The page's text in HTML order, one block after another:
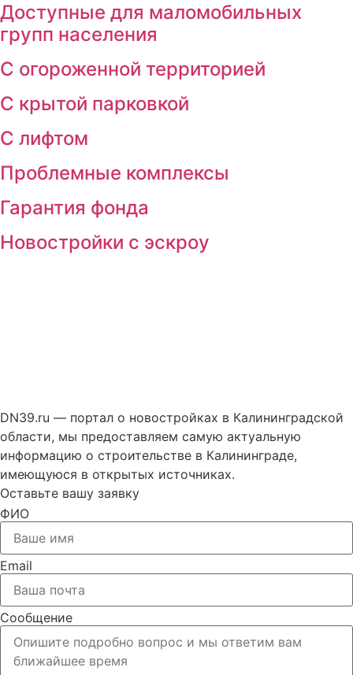
Доступные для маломобильных
групп населения
С огороженной территорией
С крытой парковкой
С лифтом
Проблемные комплексы
Гарантия фонда
Новостройки с эскроу
DN39.ru — портал о новостройках в Калининградской
области, мы предоставляем самую актуальную
информацию о строительстве в Калининграде,
имеющуюся в открытых источниках.
Оставьте вашу заявку
ФИО
Email
Сообщение